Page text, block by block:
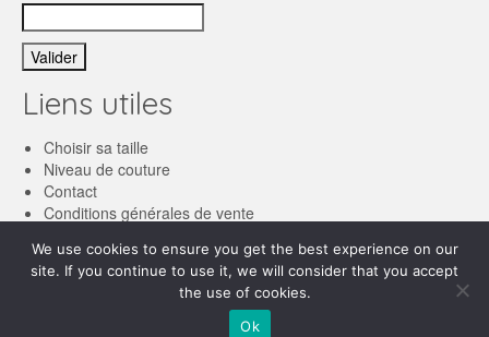
Liens utiles
Choisir sa taille
Niveau de couture
Contact
Conditions générales de vente
We use cookies to ensure you get the best experience on our
site. If you continue to use it, we will consider that you accept
the use of cookies.
Ok